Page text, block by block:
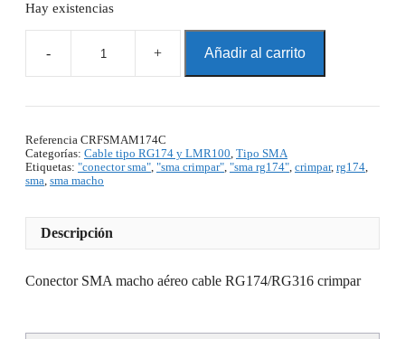
Hay existencias
Conector
SMA
cable
cantidad
Añadir al carrito
Referencia CRFSMAM174C
Categorías: Cable tipo RG174 y LMR100, Tipo SMA
Etiquetas: "conector sma", "sma crimpar", "sma rg174", crimpar, rg174,
sma, sma macho
Descripción
Conector SMA macho aéreo cable RG174/RG316 crimpar